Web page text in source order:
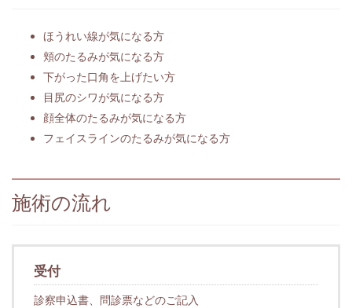
ほうれい線が気になる方
頬のたるみが気になる方
下がった口角を上げたい方
目尻のシワが気になる方
顔全体のたるみが気になる方
フェイスラインのたるみが気になる方
施術の流れ
受付
診察申込書、問診票などのご記入